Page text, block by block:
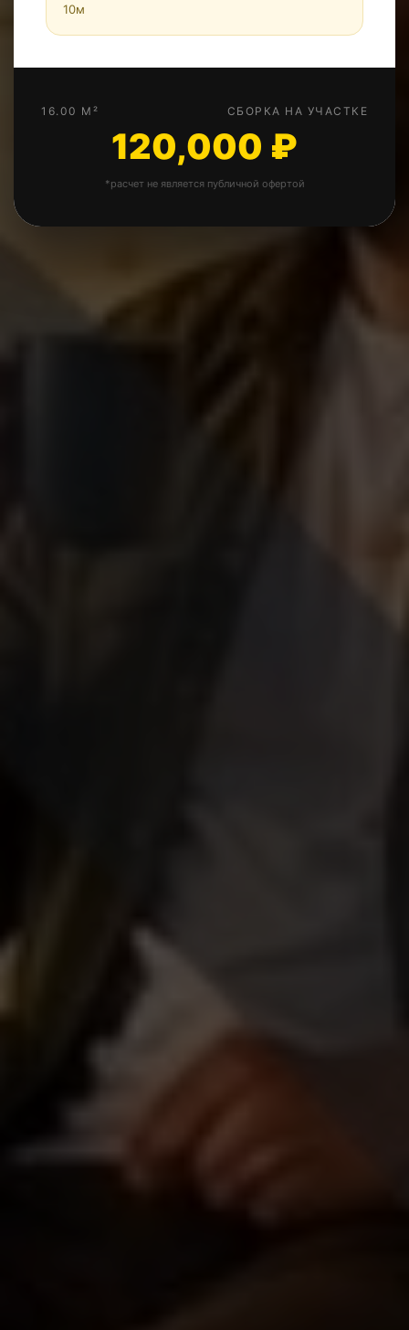
Минвата 150 мм (доплата)
Свая винтовая +4,050 ₽
Металлическая дверь +13,500 ₽
Окна ПВХ 1х1м +10,800 ₽
Оцинкованная бытовка
10м
16.00 М² СБОРКА НА УЧАСТКЕ
120,000 ₽
*расчет не является публичной офертой